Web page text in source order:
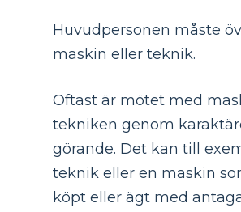
Huvudpersonen måste
maskin eller teknik.
Oftast är mötet med
tekniken genom
görande. Det kan till
teknik eller en maskin
köpt eller ägt med